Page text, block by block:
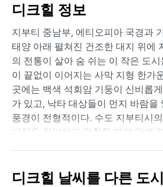
디크힐 정보
지부티 중남부, 에티오피아 국경과
태양 아래 펼쳐진 건조한 대지 위에
의 전통이 살아 숨 쉬는 이 작은 도
이 끝없이 이어지는 사막 지형 한가
곳에는 백색 석회암 기둥이 신비롭
가 있고, 낙타 대상들이 먼지 바람을
풍경이 전형적이다. 수도 지부티시
디킬은 적막하고 광활한 자연 앞에
내 찌는 듯한 더위와 극심한 건조함
디크힐 날씨를 다른 도